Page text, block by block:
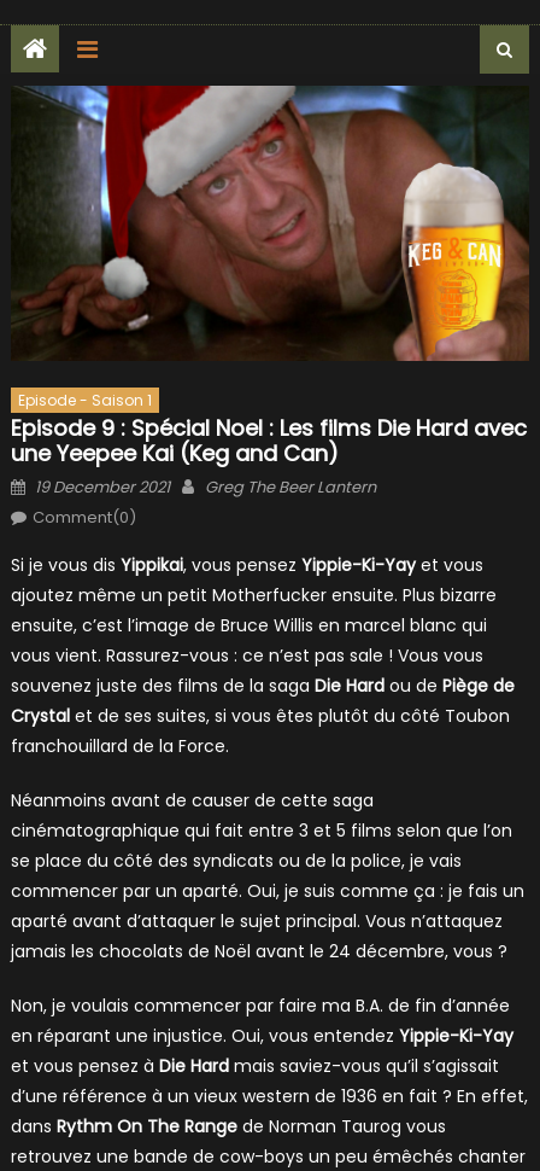
Episode - Saison 1
Episode 9 : Spécial Noel : Les films Die Hard avec
une Yeepee Kai (Keg and Can)
Posted
on
19 December 2021 Author
Greg The Beer Lantern
Comment(0)
Si je vous dis Yippikai, vous pensez Yippie-Ki-Yayet vous
ajoutez même un petit Motherfucker ensuite. Plus bizarre
ensuite, c’est l’image de Bruce Willis en marcel blanc qui
vous vient. Rassurez-vous : ce n’est pas sale ! Vous vous
souvenez juste des films de la saga Die Hardou de Piège de
Crystalet de ses suites, si vous êtes plutôt du côté Toubon
franchouillard de la Force.
Néanmoins avant de causer de cette saga
cinématographique qui fait entre 3 et 5 films selon que l’on
se place du côté des syndicats ou de la police, je vais
commencer par un aparté. Oui, je suis comme ça : je fais un
aparté avant d’attaquer le sujet principal. Vous n’attaquez
jamais les chocolats de Noël avant le 24 décembre, vous ?
Non, je voulais commencer par faire ma B.A. de fin d’année
en réparant une injustice. Oui, vous entendez Yippie-Ki-Yay
et vous pensez à Die Hardmais saviez-vous qu’il s’agissait
d’une référence à un vieux western de 1936 en fait ? En effet,
dans Rythm On The Rangede Norman Taurog vous
retrouvez une bande de cow-boys un peu émêchés chanter